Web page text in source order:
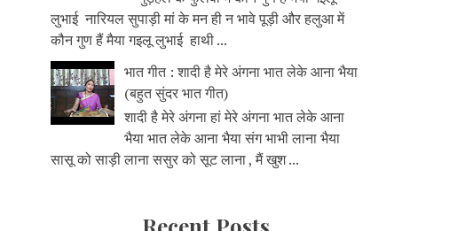
लुभाई नारियल सुपाड़ी मां के मन ही न भावे पूड़ी और हलुआ में
कौन गुण हैं मैया गइलू लुभाई हाथी ...
भात गीत : शादी है मेरे अंगना भात लेके आना भैया
(बहुत सुंदर भात गीत)
शादी है मेरे अंगना हां मेरे अंगना भात लेके आना
भैया भात लेके आना भैया संग भाभी लाना भैया
सासू को साड़ी लाना ससुर को सूट लाना , मैं खुश ...